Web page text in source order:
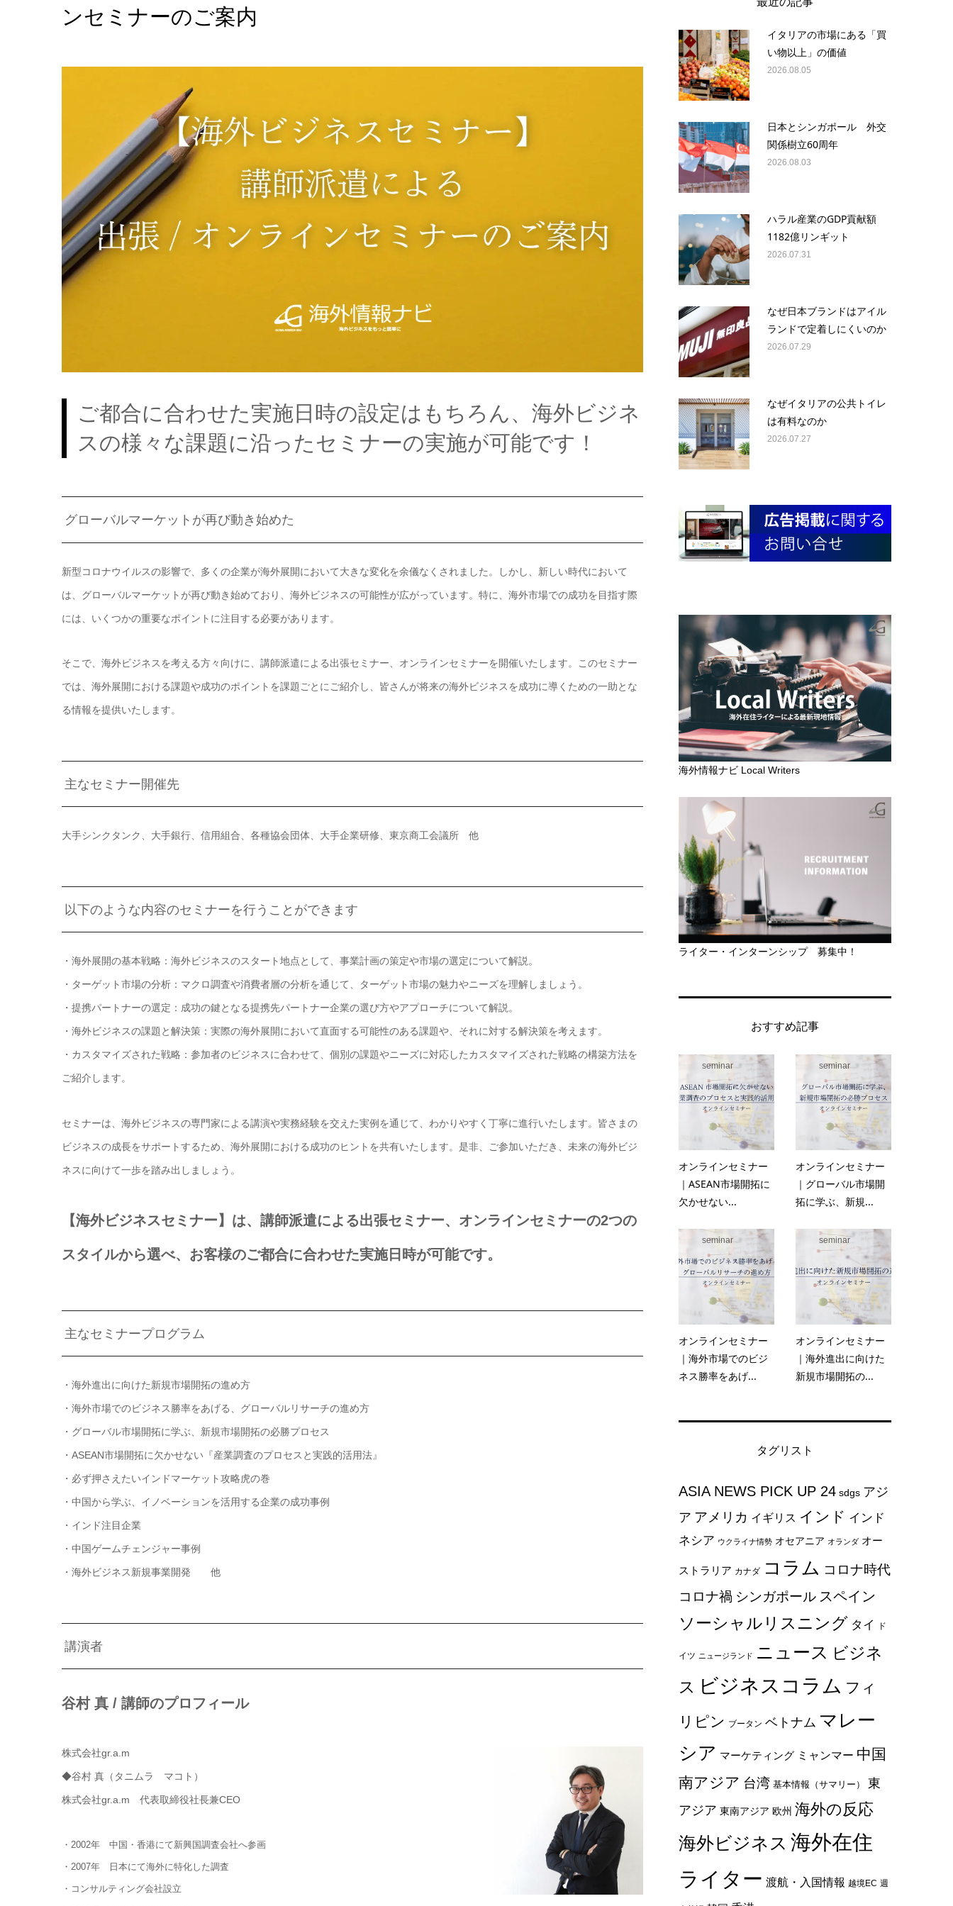
ンセミナーのご案内
ご都合に合わせた実施日時の設定はもちろん、海外ビジネ
スの様々な課題に沿ったセミナーの実施が可能です！
グローバルマーケットが再び動き始めた
新型コロナウイルスの影響で、多くの企業が海外展開において大きな変化を余儀なくされました。しかし、新しい時代において
は、グローバルマーケットが再び動き始めており、海外ビジネスの可能性が広がっています。特に、海外市場での成功を目指す際
には、いくつかの重要なポイントに注目する必要があります。
そこで、海外ビジネスを考える方々向けに、講師派遣による出張セミナー、オンラインセミナーを開催いたします。このセミナー
では、海外展開における課題や成功のポイントを課題ごとにご紹介し、皆さんが将来の海外ビジネスを成功に導くための一助とな
る情報を提供いたします。
主なセミナー開催先
大手シンクタンク、大手銀行、信用組合、各種協会団体、大手企業研修、東京商工会議所 他
以下のような内容のセミナーを行うことができます
・海外展開の基本戦略：海外ビジネスのスタート地点として、事業計画の策定や市場の選定について解説。
・ターゲット市場の分析：マクロ調査や消費者層の分析を通じて、ターゲット市場の魅力やニーズを理解しましょう。
・提携パートナーの選定：成功の鍵となる提携先パートナー企業の選び方やアプローチについて解説。
・海外ビジネスの課題と解決策：実際の海外展開において直面する可能性のある課題や、それに対する解決策を考えます。
・カスタマイズされた戦略：参加者のビジネスに合わせて、個別の課題やニーズに対応したカスタマイズされた戦略の構築方法を
ご紹介します。
セミナーは、海外ビジネスの専門家による講演や実務経験を交えた実例を通じて、わかりやすく丁寧に進行いたします。皆さまの
ビジネスの成長をサポートするため、海外展開における成功のヒントを共有いたします。是非、ご参加いただき、未来の海外ビジ
ネスに向けて一歩を踏み出しましょう。
【海外ビジネスセミナー】は、講師派遣による出張セミナー、オンラインセミナーの2つの
スタイルから選べ、お客様のご都合に合わせた実施日時が可能です。
主なセミナープログラム
・海外進出に向けた新規市場開拓の進め方
・海外市場でのビジネス勝率をあげる、グローバルリサーチの進め方
・グローバル市場開拓に学ぶ、新規市場開拓の必勝プロセス
・ASEAN市場開拓に欠かせない『産業調査のプロセスと実践的活用法』
・必ず押さえたいインドマーケット攻略虎の巻
・中国から学ぶ、イノベーションを活用する企業の成功事例
・インド注目企業
・中国ゲームチェンジャー事例
・海外ビジネス新規事業開発 他
講演者
谷村 真 / 講師のプロフィール
株式会社gr.a.m
◆谷村 真（タニムラ マコト）
株式会社gr.a.m 代表取締役社長兼CEO
・2002年 中国・香港にて新興国調査会社へ参画
・2007年 日本にて海外に特化した調査
・コンサルティング会社設立
イタリアの市場にある「買
い物以上」の価値
2026.08.05
日本とシンガポール 外交
関係樹立60周年
2026.08.03
ハラル産業のGDP貢献額
1182億リンギット
2026.07.31
なぜ日本ブランドはアイル
ランドで定着しにくいのか
2026.07.29
なぜイタリアの公共トイレ
は有料なのか
2026.07.27
海外情報ナビ Local Writers
ライター・インターンシップ 募集中！
おすすめ記事
seminar
オンラインセミナー
｜ASEAN市場開拓に
欠かせない...
seminar
オンラインセミナー
｜グローバル市場開
拓に学ぶ、新規...
seminar
オンラインセミナー
｜海外市場でのビジ
ネス勝率をあげ...
seminar
オンラインセミナー
｜海外進出に向けた
新規市場開拓の...
タグリスト
ASIA NEWS PICK UP 24 sdgs アジ
ア アメリカ イギリス インド インド
ネシア ウクライナ情勢 オセアニア オランダ オー
ストラリア カナダ コラム コロナ時代
コロナ禍 シンガポール スペイン
ソーシャルリスニング タイ ド
イツ ニュージランド ニュース ビジネ
ス ビジネスコラム フィ
リピン ブータン ベトナム マレー
シア マーケティング ミャンマー 中国
南アジア 台湾 基本情報（サマリー）
東
アジア 東南アジア 欧州 海外の反応
海外ビジネス 海外在住
ライター 渡航・入国情報 越境EC 週